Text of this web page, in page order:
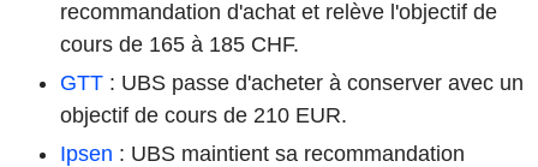
recommandation d'achat et relève l'objectif de
cours de 165 à 185 CHF.
GTT : UBS passe d'acheter à conserver avec un
objectif de cours de 210 EUR.
Ipsen : UBS maintient sa recommandation